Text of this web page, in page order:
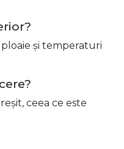
și temperaturi
ceea ce este